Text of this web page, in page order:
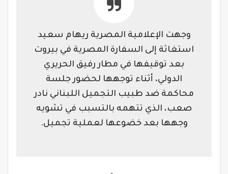
وجهت الإعلامية المصرية ريهام سعيد
استغاثة إلى السفارة المصرية في بيروت
بعد توقيفها في مطار رفيق الحريري
الدولي، أثناء توجهها لحضور جلسة
محاكمة ضد طبيب التجميل اللبناني نادر
صعب، الذي تتهمه بالتسبب في تشويه
وجهها بعد خضوعها لعملية تجميل.